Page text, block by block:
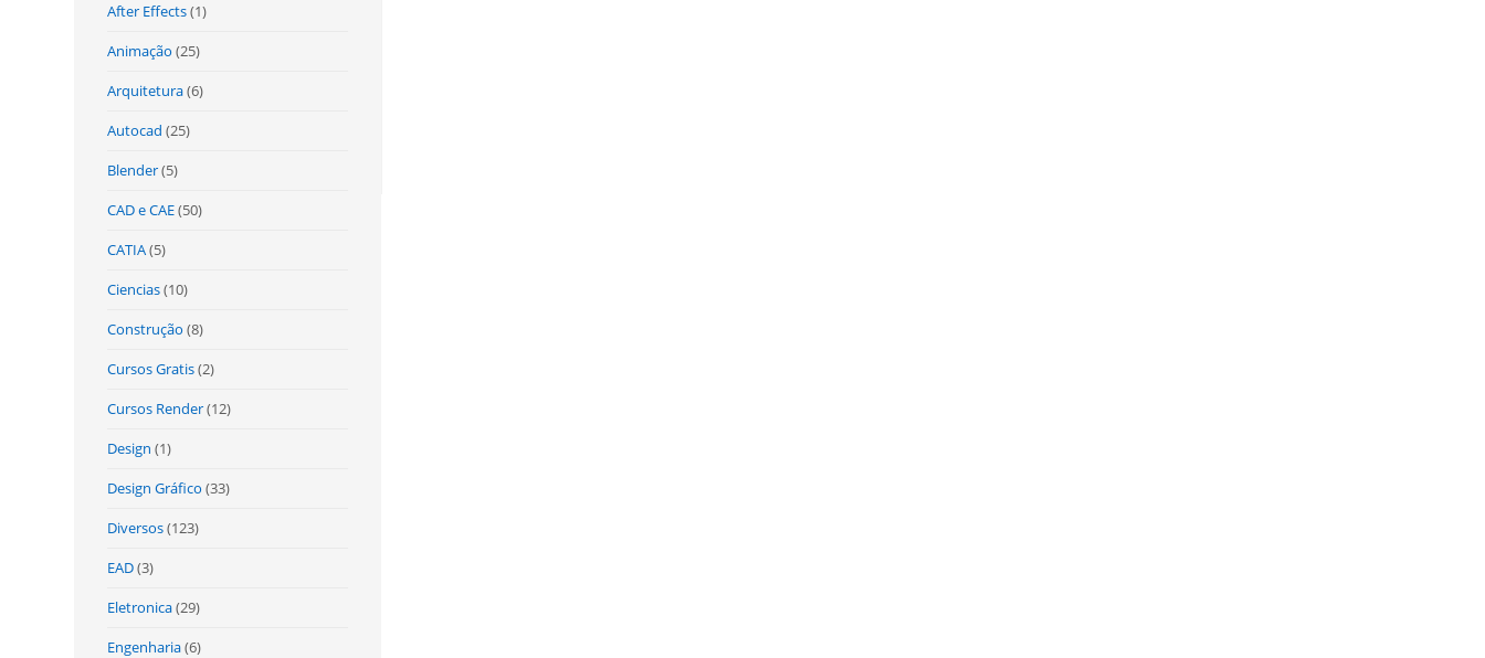
After Effects(1)
Animação (25)
Arquitetura(6)
Autocad (25)
Blender(5)
CAD e CAE(50)
CATIA(5)
Ciencias(10)
Construção (8)
Cursos Gratis(2)
Cursos Render(12)
Design (1)
Design Gráfico (33)
Diversos(123)
EAD(3)
Eletronica(29)
Engenharia(6)